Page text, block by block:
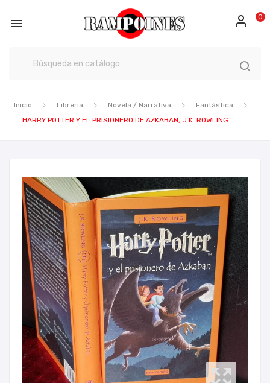
 0
Inicio Librería Novela / Narrativa
Fantástica
HARRY POTTER Y EL PRISIONERO DE AZKABAN, J.K. ROWLING.